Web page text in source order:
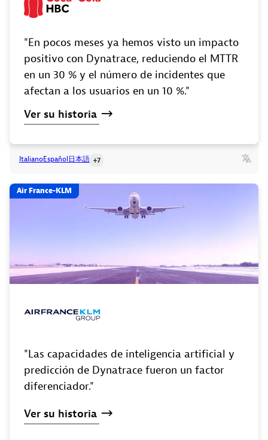
"En pocos meses ya hemos visto un impacto
positivo con Dynatrace, reduciendo el MTTR
en un 30 % y el número de incidentes que
afectan a los usuarios en un 10 %."
Ver su historia
ItalianoEspañol日本語 +7
Air France-KLM
"Las capacidades de inteligencia artificial y
predicción de Dynatrace fueron un factor
diferenciador."
Ver su historia